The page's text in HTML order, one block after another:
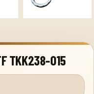
TKK238-015